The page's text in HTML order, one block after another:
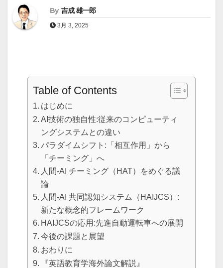
By 吉成 雄一郎
3月 3, 2025
Table of Contents
はじめに
AI技術の独自性:従来のコンピューティ
ングシステムとの違い
パラダイムシフト:「相互作用」から
「チーミング」へ
人間-AI チーミング（HAT）をめぐる議
論
人間-AI 共同認知システム（HAIJCS）:
新たな概念的フレームワーク
HAIJCSの応用:先進自動運転車への展開
今後の課題と展望
おわりに
『英語教育学海外論文解説』